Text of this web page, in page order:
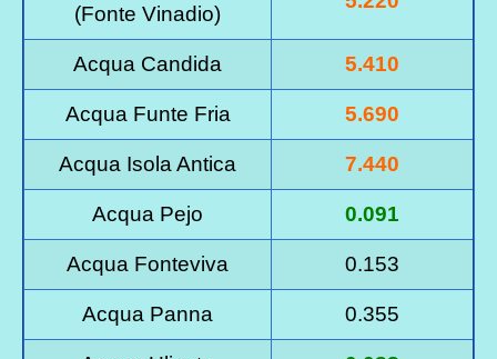
(Fonte Vinadio)
Acqua Candida 5.410
Acqua Funte Fria 5.690
Acqua Isola Antica 7.440
Acqua Pejo 0.091
Acqua Fonteviva 0.153
Acqua Panna 0.355